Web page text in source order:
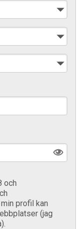
och
profil kan
(jag